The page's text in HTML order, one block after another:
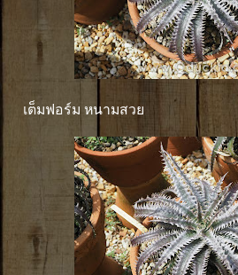
เต็มฟอร์ม หนามสวย